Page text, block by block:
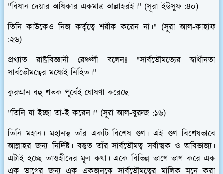
"বিধান দেয়ার অধিকার একমাত্র আল্লাহরই।" (সূরা ইউসুফ :৪০)
তিনি কাউকেও নিজ কর্তৃত্বে শরীক করেন না।" (সূরা আল-কাহাফ
:২৬)
প্রখ্যাত রাষ্ট্রবিজ্ঞানী রেঞ্চলী বলেনঃ "সার্বভৌমত্যের স্বাধীনতা
সার্বভৌমত্বের মধ্যেই নিহিত।"
কুরআন বহু শতক পূর্বেই ঘোষণা করেছে-
"তিনি যা ইচ্ছা তা-ই করেন।" (সূরা আল-বুরুজ :১৬)
তিনি মহান। মহানত্ব তাঁর একটি বিশেষ গুণ। এই গুণ বিশেষভাবে
আল্লাহর জন্য নির্দিষ্ট। বস্তুত তাঁর সার্বভৌমত্ব সর্বাত্মক ও অবিভাজ্য।
এটাই হচ্ছে তাওহীদের মূল কথা। একে বিভিন্ন ভাগে ভাগ করে এক
এক ভাগের জন্য এক একজনকে সার্বভৌমত্বের মালিক মনে করা